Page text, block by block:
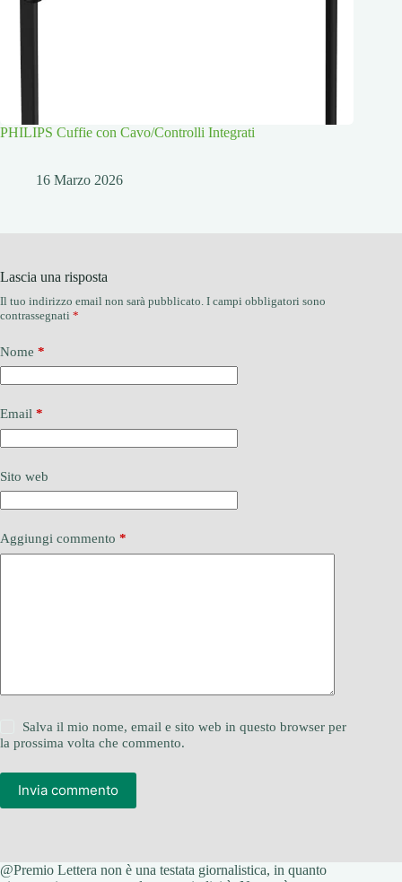
PHILIPS Cuffie con Cavo/Controlli Integrati
16 Marzo 2026
Lascia una risposta
Il tuo indirizzo email non sarà pubblicato. I campi obbligatori sono
contrassegnati *
Nome *
Email *
Sito web
Aggiungi commento *
Salva il mio nome, email e sito web in questo browser per
la prossima volta che commento.
Invia commento
@Premio Lettera non è una testata giornalistica, in quanto